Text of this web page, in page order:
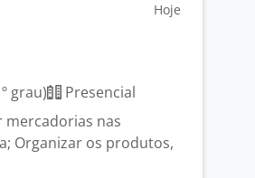
Hoje
grau)
Presencial
mercadorias nas
Organizar os produtos,